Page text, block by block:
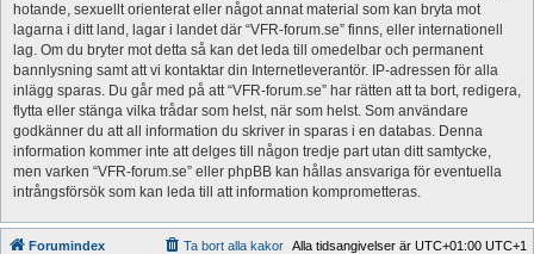
hotande, sexuellt orienterat eller något annat material som kan bryta mot
lagarna i ditt land, lagar i landet där “VFR-forum.se” finns, eller internationell
lag. Om du bryter mot detta så kan det leda till omedelbar och permanent
bannlysning samt att vi kontaktar din Internetleverantör. IP-adressen för alla
inlägg sparas. Du går med på att “VFR-forum.se” har rätten att ta bort, redigera,
flytta eller stänga vilka trådar som helst, när som helst. Som användare
godkänner du att all information du skriver in sparas i en databas. Denna
information kommer inte att delges till någon tredje part utan ditt samtycke,
men varken “VFR-forum.se” eller phpBB kan hållas ansvariga för eventuella
intrångsförsök som kan leda till att information komprometteras.
Forumindex Alla tidsangivelser är UTC+01:00 UTC+1
Ta bort alla kakor